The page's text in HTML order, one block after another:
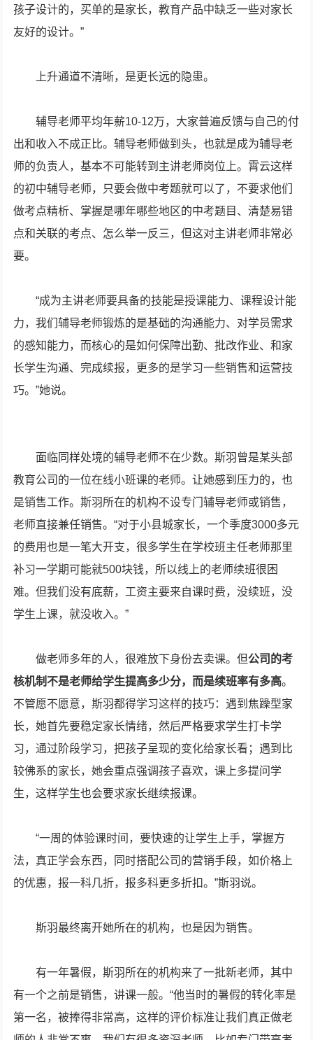
孩子设计的，买单的是家长，教育产品中缺乏一些对家长
友好的设计。”
上升通道不清晰，是更长远的隐患。
辅导老师平均年薪10-12万，大家普遍反馈与自己的付
出和收入不成正比。辅导老师做到头，也就是成为辅导老
师的负责人，基本不可能转到主讲老师岗位上。霄云这样
的初中辅导老师，只要会做中考题就可以了，不要求他们
做考点精析、掌握是哪年哪些地区的中考题目、清楚易错
点和关联的考点、怎么举一反三，但这对主讲老师非常必
要。
“成为主讲老师要具备的技能是授课能力、课程设计能
力，我们辅导老师锻炼的是基础的沟通能力、对学员需求
的感知能力，而核心的是如何保障出勤、批改作业、和家
长学生沟通、完成续报，更多的是学习一些销售和运营技
巧。”她说。
面临同样处境的辅导老师不在少数。斯羽曾是某头部
教育公司的一位在线小班课的老师。让她感到压力的，也
是销售工作。斯羽所在的机构不设专门辅导老师或销售，
老师直接兼任销售。“对于小县城家长，一个季度3000多元
的费用也是一笔大开支，很多学生在学校班主任老师那里
补习一学期可能就500块钱，所以线上的老师续班很困
难。但我们没有底薪，工资主要来自课时费，没续班，没
学生上课，就没收入。”
做老师多年的人，很难放下身份去卖课。但公司的考
核机制不是老师给学生提高多少分，而是续班率有多高。
不管愿不愿意，斯羽都得学习这样的技巧：遇到焦躁型家
长，她首先要稳定家长情绪，然后严格要求学生打卡学
习，通过阶段学习，把孩子呈现的变化给家长看；遇到比
较佛系的家长，她会重点强调孩子喜欢，课上多提问学
生，这样学生也会要求家长继续报课。
“一周的体验课时间，要快速的让学生上手，掌握方
法，真正学会东西，同时搭配公司的营销手段，如价格上
的优惠，报一科几折，报多科更多折扣。”斯羽说。
斯羽最终离开她所在的机构，也是因为销售。
有一年暑假，斯羽所在的机构来了一批新老师，其中
有一个之前是销售，讲课一般。“他当时的暑假的转化率是
第一名，被捧得非常高，这样的评价标准让我们真正做老